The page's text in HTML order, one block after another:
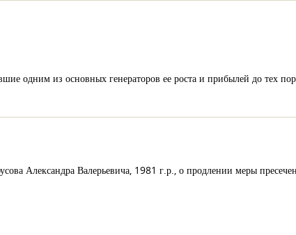
одним из основных генераторов ее роста и прибылей до тех
Александра Валерьевича, 1981 г.р., о продлении меры